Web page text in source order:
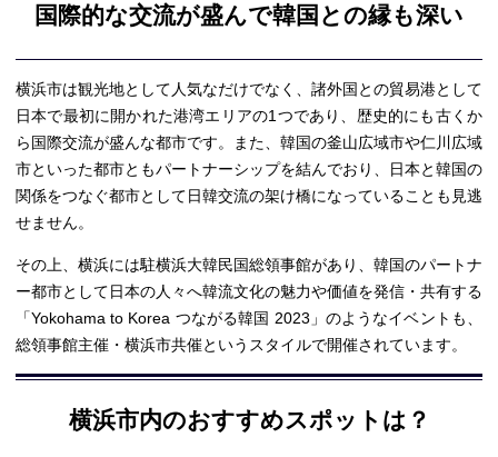
国際的な交流が盛んで韓国との縁も深い
横浜市は観光地として人気なだけでなく、諸外国との貿易港として
日本で最初に開かれた港湾エリアの1つであり、歴史的にも古くか
ら国際交流が盛んな都市です。また、韓国の釜山広域市や仁川広域
市といった都市ともパートナーシップを結んでおり、日本と韓国の
関係をつなぐ都市として日韓交流の架け橋になっていることも見逃
せません。
その上、横浜には駐横浜大韓民国総領事館があり、韓国のパートナ
ー都市として日本の人々へ韓流文化の魅力や価値を発信・共有する
「Yokohama to Korea つながる韓国 2023」のようなイベントも、
総領事館主催・横浜市共催というスタイルで開催されています。
横浜市内のおすすめスポットは？